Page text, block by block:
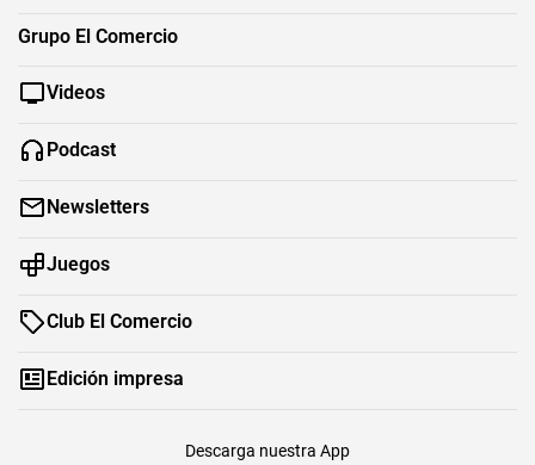
Grupo El Comercio
Videos
Podcast
Newsletters
Juegos
Club El Comercio
Edición impresa
Descarga nuestra App